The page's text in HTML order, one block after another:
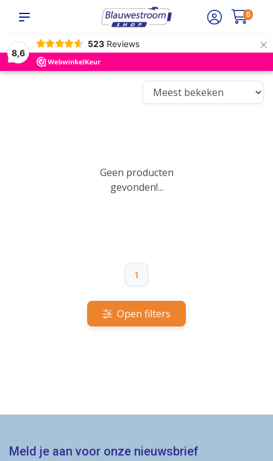
8,6
523 Reviews ×
0
Geen producten
gevonden!...
1
Open filters
Meld je aan voor onze nieuwsbrief